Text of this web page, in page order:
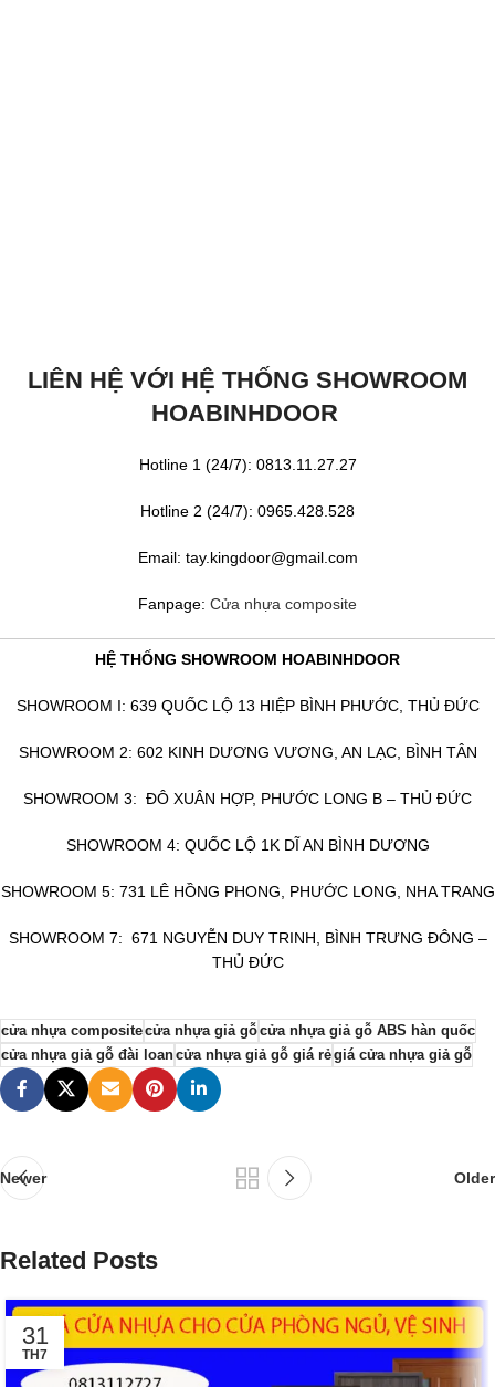
LIÊN HỆ VỚI HỆ THỐNG SHOWROOM
HOABINHDOOR
Hotline 1 (24/7): 0813.11.27.27
Hotline 2 (24/7): 0965.428.528
Email: tay.kingdoor@gmail.com
Fanpage: Cửa nhựa composite
HỆ THỐNG SHOWROOM HOABINHDOOR
SHOWROOM I: 639 QUỐC LỘ 13 HIỆP BÌNH PHƯỚC, THỦ ĐỨC
SHOWROOM 2: 602 KINH DƯƠNG VƯƠNG, AN LẠC, BÌNH TÂN
SHOWROOM 3: ĐÔ XUÂN HỢP, PHƯỚC LONG B – THỦ ĐỨC
SHOWROOM 4: QUỐC LỘ 1K DĨ AN BÌNH DƯƠNG
SHOWROOM 5: 731 LÊ HỒNG PHONG, PHƯỚC LONG, NHA TRANG
SHOWROOM 7: 671 NGUYỄN DUY TRINH, BÌNH TRƯNG ĐÔNG –
THỦ ĐỨC
cửa nhựa compositecửa nhựa giả gỗcửa nhựa giả gỗ ABS hàn quốc
cửa nhựa giả gỗ đài loancửa nhựa giả gỗ giá rẻgiá cửa nhựa giả gỗ
Newer Older
Related Posts
31
TH7